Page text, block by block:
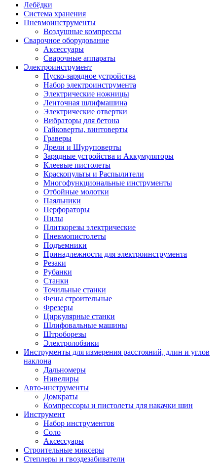
Лебёдки
Система хранения
Пневмоинструменты
Воздушные компрессы
Сварочное оборудование
Аксессуары
Сварочные аппараты
Электроинструмент
Пуско-зарядное устройства
Набор электроинструмента
Электрические ножницы
Ленточная шлифмашина
Электрические отвертки
Вибраторы для бетона
Гайковерты, винтоверты
Граверы
Дрели и Шуруповерты
Зарядные устройства и Аккумуляторы
Клеевые пистолеты
Краскопульты и Распылители
Многофункциональные инструменты
Отбойные молотки
Паяльники
Перфораторы
Пилы
Плиткорезы электрические
Пневмопистолеты
Подъемники
Принадлежности для электроинструмента
Резаки
Рубанки
Станки
Точильные станки
Фены строительные
Фрезеры
Циркулярные станки
Шлифовальные машины
Штроборезы
Электролобзики
Инструменты для измерения расстояний, длин и углов
наклона
Дальномеры
Нивелиры
Авто-инструменты
Домкраты
Компрессоры и пистолеты для накачки шин
Инструмент
Набор инструментов
Соло
Аксессуары
Строительные миксеры
Степлеры и гвоздезабиватели